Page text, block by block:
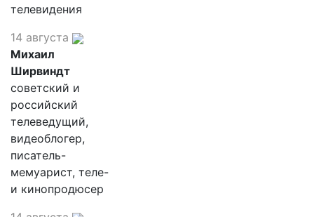
телевидения
14 августа
Михаил
Ширвиндт
советский и
российский
телеведущий,
видеоблогер,
писатель-
мемуарист, теле-
и кинопродюсер